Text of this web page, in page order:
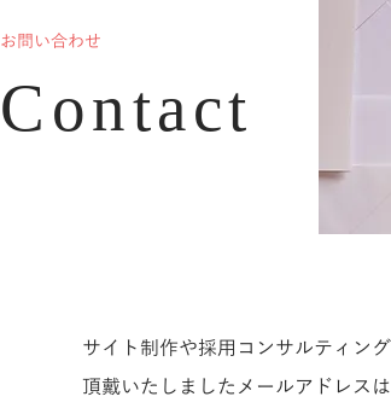
お問い合わせ
Contact
サイト制作や採用コンサルティン
頂戴いたしましたメールアドレス